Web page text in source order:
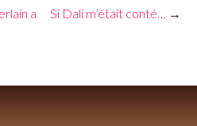
Si Dali m’était conté… →
a